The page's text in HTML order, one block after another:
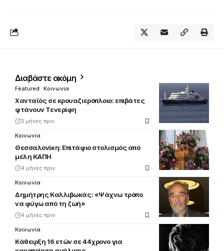
Διαβάστε ακόμη
Featured Κοινωνία
Χανταϊός σε κρουαζιερόπλοιο: επιβάτες
φτάνουν Τενερίφη
3 μήνες πριν
Κοινωνία
Θεσσαλονίκη: Επιτάφιο στολισμός από
μέλη ΚΑΠΗ
4 μήνες πριν
Κοινωνία
Δημήτρης Καλλιβωκάς: «Ψάχνω τρόπο
να φύγω από τη ζωή»
4 μήνες πριν
Κοινωνία
Κάθειρξη 16 ετών σε 44χρονο για